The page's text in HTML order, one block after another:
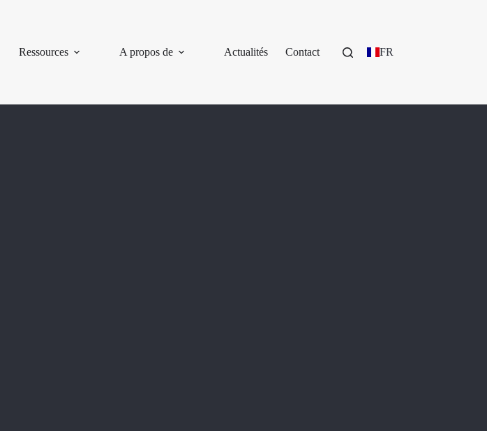
Ressources A propos de Actualités Contact FR